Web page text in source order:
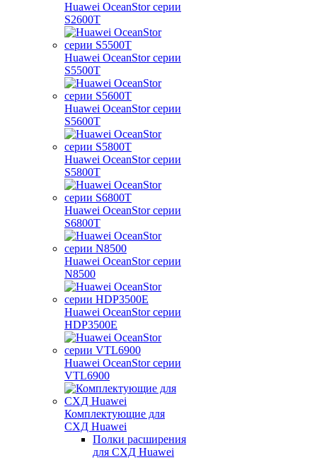
Huawei OceanStor серии
S2600T
Huawei OceanStor серии
S5500T
Huawei OceanStor серии
S5600T
Huawei OceanStor серии
S5800T
Huawei OceanStor серии
S6800T
Huawei OceanStor серии
N8500
Huawei OceanStor серии
HDP3500E
Huawei OceanStor серии
VTL6900
Комплектующие для
СХД Huawei
Полки расширения
для СХД Huawei